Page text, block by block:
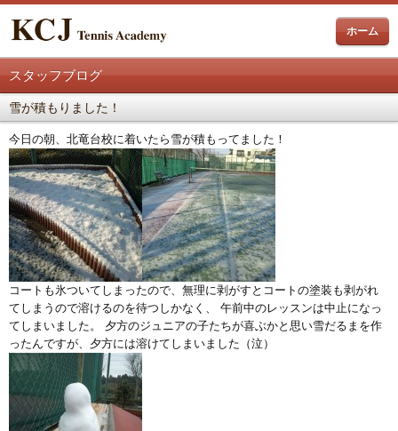
ホーム
スタッフブログ
雪が積もりました！
今日の朝、北竜台校に着いたら雪が積もってました！
コートも氷ついてしまったので、無理に剥がすとコートの塗装も剥がれ
てしまうので溶けるのを待つしかなく、 午前中のレッスンは中止になっ
てしまいました。 夕方のジュニアの子たちが喜ぶかと思い雪だるまを作
ったんですが、夕方には溶けてしまいました（泣）